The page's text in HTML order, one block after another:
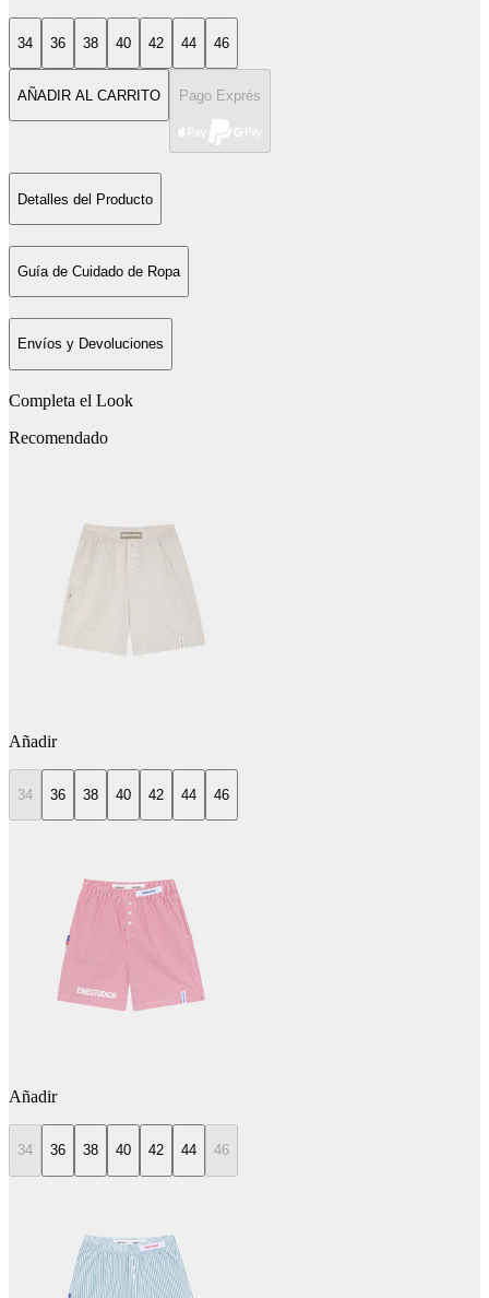
34 36 38 40 42 44 46
AÑADIR AL CARRITO Pago Exprés
Detalles del Producto
Guía de Cuidado de Ropa
Envíos y Devoluciones
Completa el Look
Recomendado
Añadir
34 36 38 40 42 44 46
Añadir
34 36 38 40 42 44 46